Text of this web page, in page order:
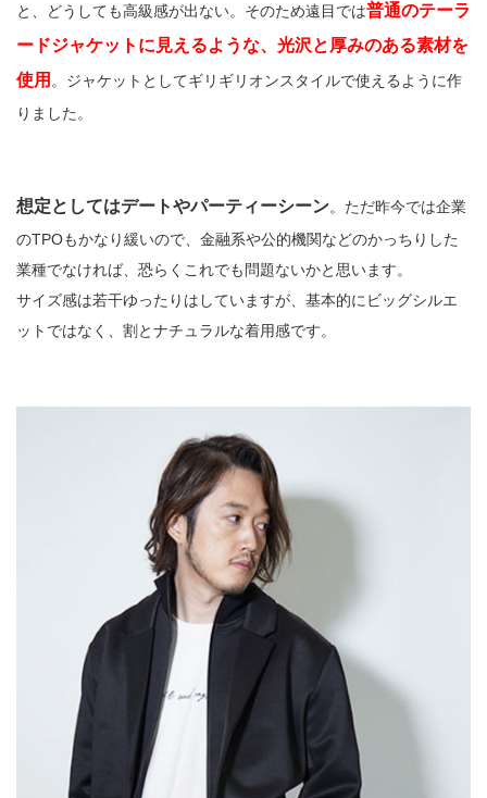
と、どうしても高級感が出ない。そのため遠目では普通のテーラ
ードジャケットに見えるような、光沢と厚みのある素材を
使用 。ジャケットとしてギリギリオンスタイルで使えるように作
りました。
想定としてはデートやパーティーシーン。ただ昨今では企業
のTPOもかなり緩いので、金融系や公的機関などのかっちりした
業種でなければ、恐らくこれでも問題ないかと思います。
サイズ感は若干ゆったりはしていますが、基本的にビッグシルエ
ットではなく、割とナチュラルな着用感です。